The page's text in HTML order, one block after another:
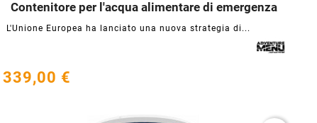
Contenitore per l'acqua alimentare di emergenza
L'Unione Europea ha lanciato una nuova strategia di...
   
339,00 €